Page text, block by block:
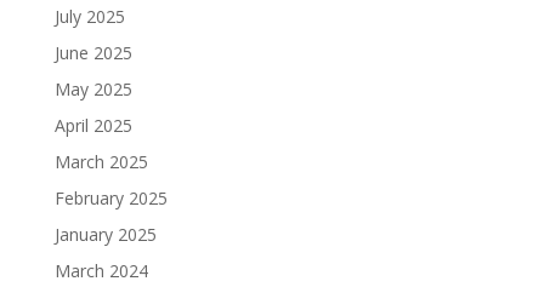
July 2025
June 2025
May 2025
April 2025
March 2025
February 2025
January 2025
March 2024